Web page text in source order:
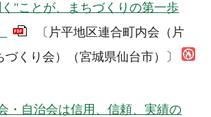
"ことが、まちづくりの第一歩
〔片平地区連合町内会（片
づくり会）（宮城県仙台市）〕
・自治会は信用、信頼、実績の